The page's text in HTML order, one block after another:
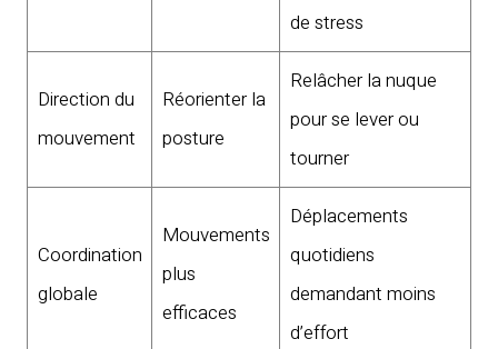
de stress
Direction du
mouvement
Réorienter la
posture
Relâcher la nuque
pour se lever ou
tourner
Coordination
globale
Mouvements
plus
efficaces
Déplacements
quotidiens
demandant moins
d’effort